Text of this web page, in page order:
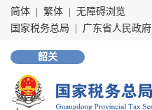
简体 繁体
无障碍浏览
国家税务总局
广东省人民政府
韶关